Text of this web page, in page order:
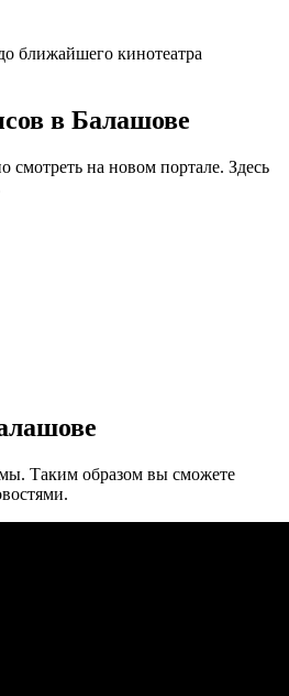
ближайшего кинотеатра
в Балашове
смотреть на новом портале. Здесь
Таким образом вы сможете